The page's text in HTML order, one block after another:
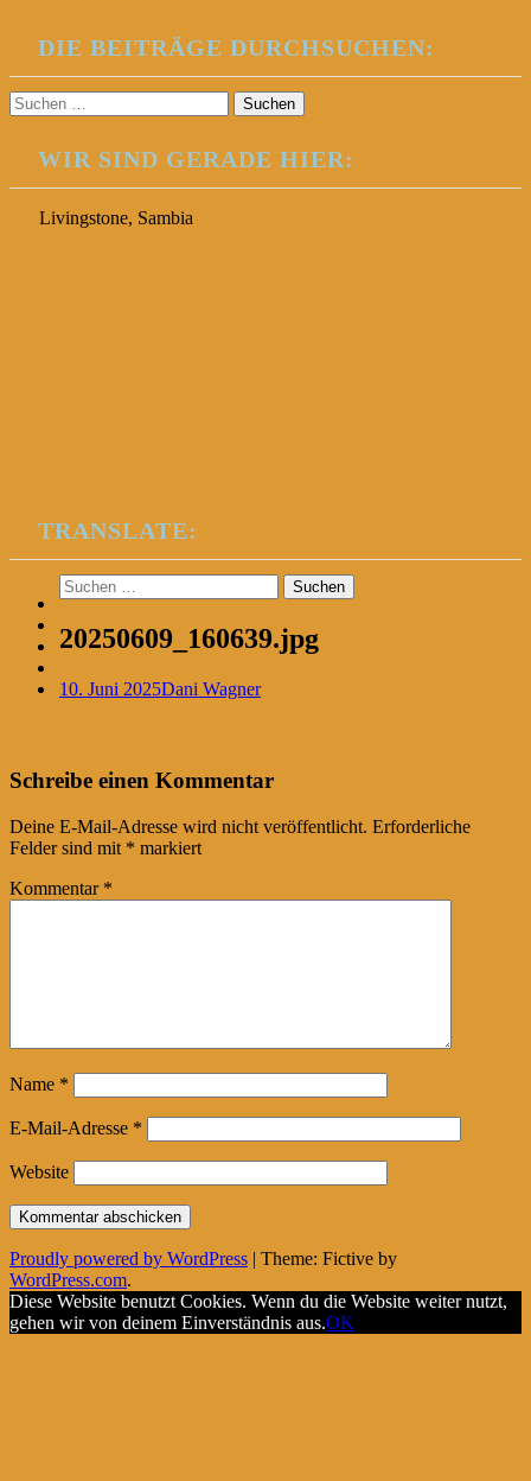
DIE BEITRÄGE DURCHSUCHEN:
Suchen
nach:
WIR SIND GERADE HIER:
Livingstone, Sambia
TRANSLATE:
Suchen
nach:
20250609_160639.jpg
10. Juni 2025Dani Wagner
Post
navigation
←
Schreibe einen Kommentar
Deine E-Mail-Adresse wird nicht veröffentlicht. Erforderliche
Felder sind mit * markiert
Kommentar *
Name *
E-Mail-Adresse *
Website
Proudly powered by WordPress | Theme: Fictive by
WordPress.com.
Diese Website benutzt Cookies. Wenn du die Website weiter nutzt,
gehen wir von deinem Einverständnis aus.OK